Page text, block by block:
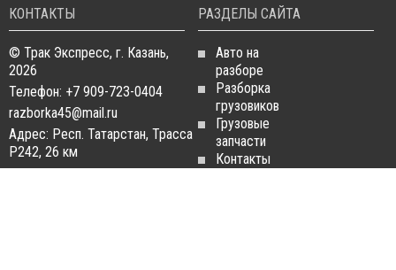
КОНТАКТЫ
© Трак Экспресс, г. Казань,
2026
Телефон: +7 909-723-0404
razborka45@mail.ru
Адрес: Респ. Татарстан, Трасса
Р242, 26 км
РАЗДЕЛЫ САЙТА
Авто на
разборе
Разборка
грузовиков
Грузовые
запчасти
Контакты